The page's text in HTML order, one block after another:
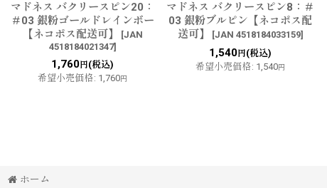
マドネス バクリースピン20：
＃03 銀粉ゴールドレインボー
【ネコポス配送可】
[JAN
4518184021347]
1,760 円(税込)
希望小売価格: 1,760円
マドネス バクリースピン8：＃
03 銀粉ブルピン【ネコポス配
送可】
[JAN 4518184033159]
1,540 円(税込)
希望小売価格: 1,540円
ホーム